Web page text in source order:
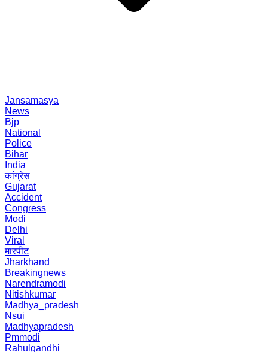
Jansamasya
News
Bjp
National
Police
Bihar
India
कांग्रेस
Gujarat
Accident
Congress
Modi
Delhi
Viral
मारपीट
Jharkhand
Breakingnews
Narendramodi
Nitishkumar
Madhya_pradesh
Nsui
Madhyapradesh
Pmmodi
Rahulgandhi